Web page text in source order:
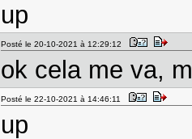
up
Posté le 20-10-2021 à 12:29:12
ok cela me va,
Posté le 22-10-2021 à 14:46:11
up